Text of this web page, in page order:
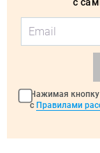
Нажимая кнопку
с Правилами